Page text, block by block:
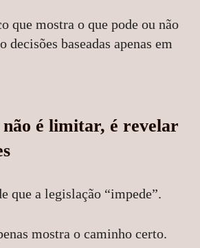
que mostra o que pode ou não
baseadas apenas em
é limitar, é revelar
que a legislação “impede”.
mostra o caminho certo.